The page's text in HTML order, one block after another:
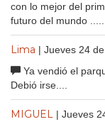
con lo mejor del
futuro del mundo .....
Lima | Jueves 24
Ya vendió el
Debió irse....
MIGUEL | Jueves